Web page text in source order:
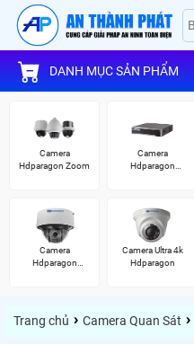
DANH MỤC SẢN PHẨM
Camera
Hdparagon Zoom
Camera
Hdparagon
Camera
Hdparagon
Camera Ultra 4k
Hdparagon
Trang chủ › Camera Quan Sát ›